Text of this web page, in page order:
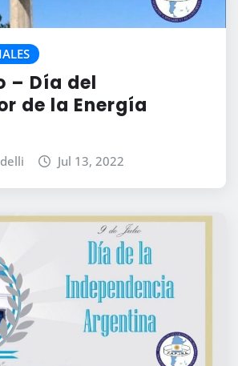
– Día del
de la Energía
Jul 13, 2022